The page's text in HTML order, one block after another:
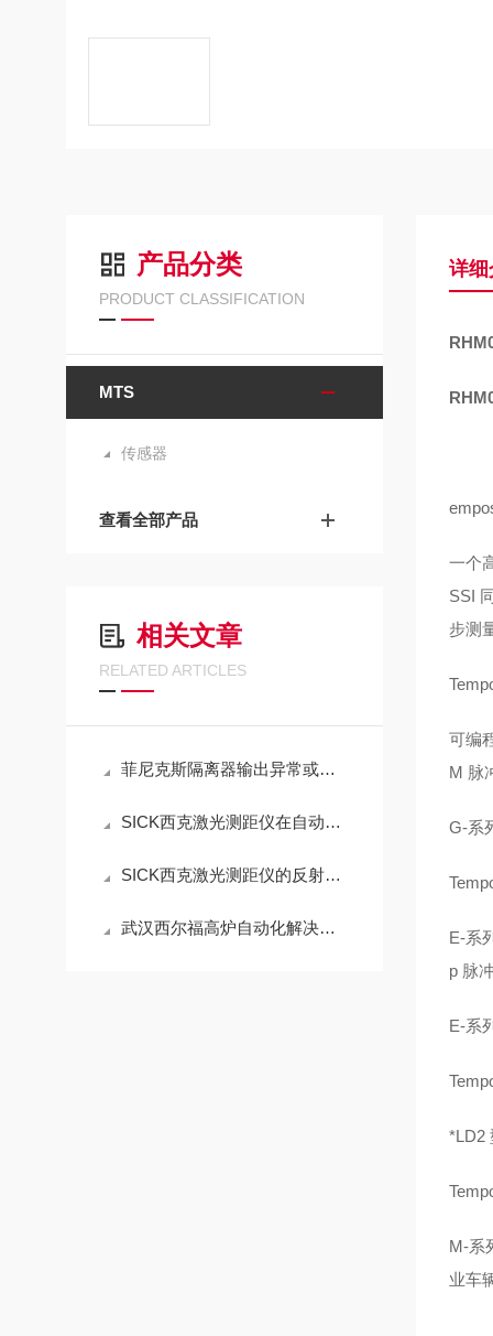
产品分类
PRODUCT CLASSIFICATION
MTS
传感器
查看全部产品
相关文章
RELATED ARTICLES
菲尼克斯隔离器输出异常或精度下降的检查步骤
SICK西克激光测距仪在自动化生产线的应用
SICK西克激光测距仪的反射板选型与安装规范
武汉西尔福高炉自动化解决方案
详细
一个
SSI
步测
可编
M 脉
G-系
E-系
p 脉
E-系
*LD2
M-系
业车